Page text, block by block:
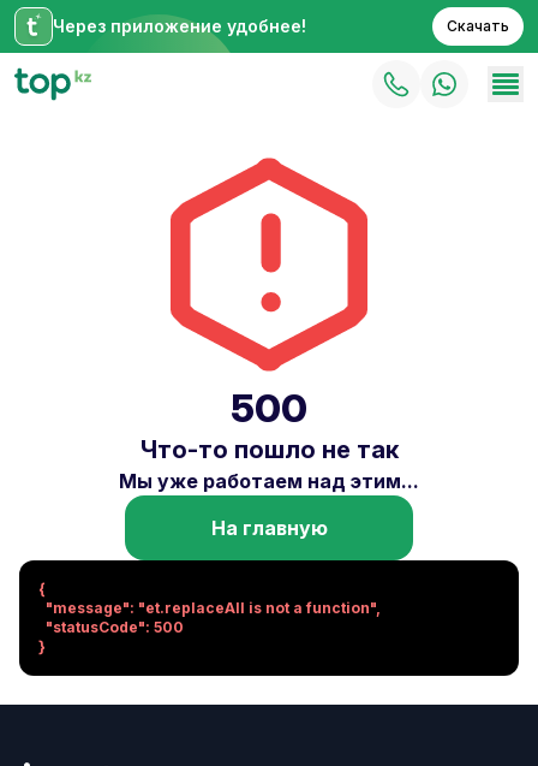
Через приложение удобнее! Скачать
500
Что-то пошло не так
Мы уже работаем над этим...
На главную
{
}